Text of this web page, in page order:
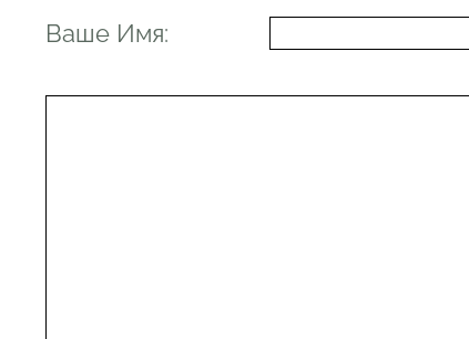
Ваше Имя: